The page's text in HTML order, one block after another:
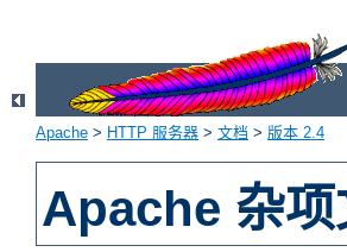
Apache > HTTP 服务器 > 文档 > 版本 2.4
Apache 杂项